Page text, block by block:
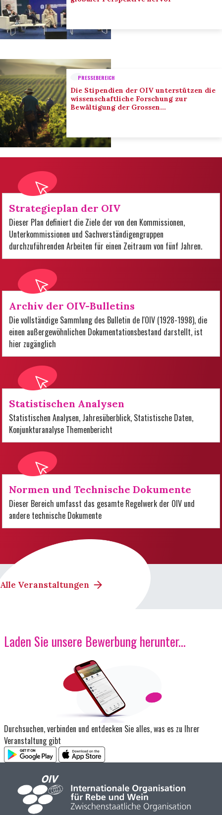
PRESSEBEREICH
Die Stipendien der OIV unterstützen die
wissenschaftliche Forschung zur
Bewältigung der Grossen
Strategieplan der OIV
Dieser Plan definiert die Ziele der von den Kommissionen,
Unterkommissionen und Sachverständigengruppen
durchzuführenden Arbeiten für einen Zeitraum von fünf Jahren.
Archiv der OIV-Bulletins
Die vollständige Sammlung des Bulletin de l'OIV (1928-1998), die
einen außergewöhnlichen Dokumentationsbestand darstellt, ist
hier zugänglich
Statistischen Analysen
Statistischen Analysen, Jahresüberblick, Statistische Daten,
Konjunkturanalyse Themenbericht
Normen und Technische Dokumente
Dieser Bereich umfasst das gesamte Regelwerk der OIV und
andere technische Dokumente
Alle Veranstaltungen
Laden Sie unsere Bewerbung herunter...
Durchsuchen, verbinden und entdecken Sie alles, was es zu Ihrer
Veranstaltung gibt